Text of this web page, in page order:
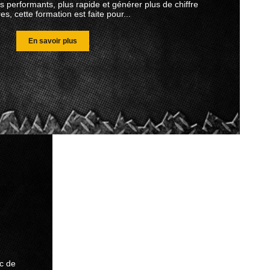
performants, plus rapide et générer plus de chiffre
cette formation est faite pour...
En savoir plus
de